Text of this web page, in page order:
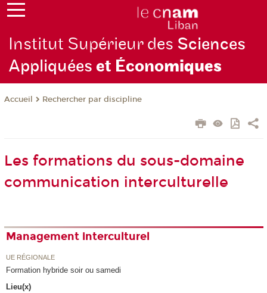
Institut Supérieur des Sciences
Appliquéeset Économiques
Accueil Rechercher par discipline
Les formations du sous-domaine
communication interculturelle
Management interculturel
UE RÉGIONALE
Formation hybride soir ou samedi
Lieu(x)